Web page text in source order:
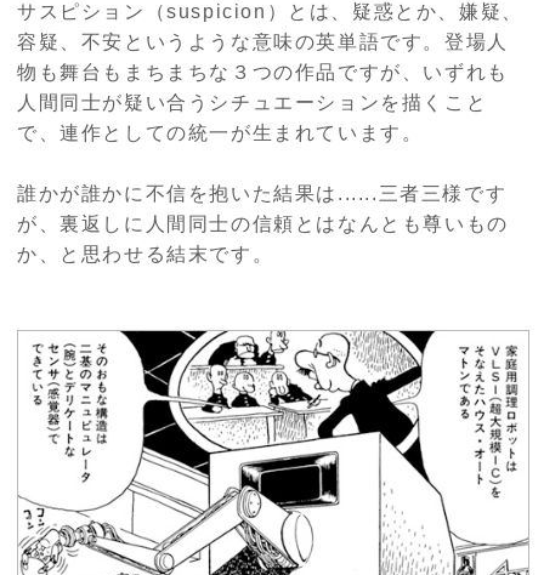
サスピション（suspicion）とは、疑惑とか、嫌疑、
容疑、不安というような意味の英単語です。登場人
物も舞台もまちまちな３つの作品ですが、いずれも
人間同士が疑い合うシチュエーションを描くこと
で、連作としての統一が生まれています。
誰かが誰かに不信を抱いた結果は......三者三様です
が、裏返しに人間同士の信頼とはなんとも尊いもの
か、と思わせる結末です。